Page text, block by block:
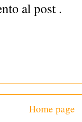
al post .
Home page